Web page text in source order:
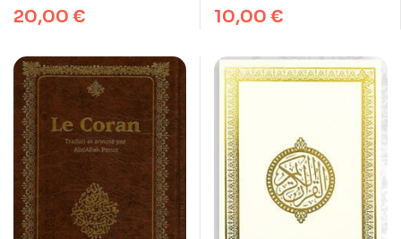
20,00 €
ses versets (FR)
10,00 €